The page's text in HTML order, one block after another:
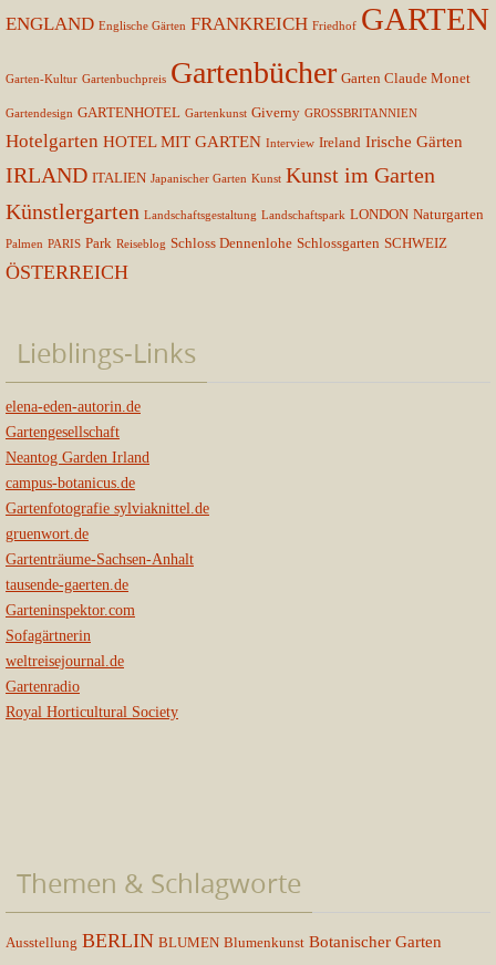
ENGLAND Englische Gärten FRANKREICH Friedhof GARTEN
Garten-Kultur Gartenbuchpreis Gartenbücher Garten Claude Monet
Gartendesign GARTENHOTEL Gartenkunst Giverny GROSSBRITANNIEN
Hotelgarten HOTEL MIT GARTEN Interview Ireland Irische Gärten
IRLAND ITALIEN Japanischer Garten Kunst Kunst im Garten
Künstlergarten Landschaftsgestaltung Landschaftspark LONDON Naturgarten
Palmen PARIS Park Reiseblog Schloss Dennenlohe Schlossgarten SCHWEIZ
ÖSTERREICH
Lieblings-Links
elena-eden-autorin.de
Gartengesellschaft
Neantog Garden Irland
campus-botanicus.de
Gartenfotografie sylviaknittel.de
gruenwort.de
Gartenträume-Sachsen-Anhalt
tausende-gaerten.de
Garteninspektor.com
Sofagärtnerin
weltreisejournal.de
Gartenradio
Royal Horticultural Society
Themen & Schlagworte
Ausstellung BERLIN BLUMEN Blumenkunst Botanischer Garten